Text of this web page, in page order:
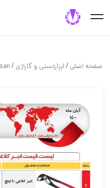
صفحه اصلی/ابزاردستی و گاراژی/